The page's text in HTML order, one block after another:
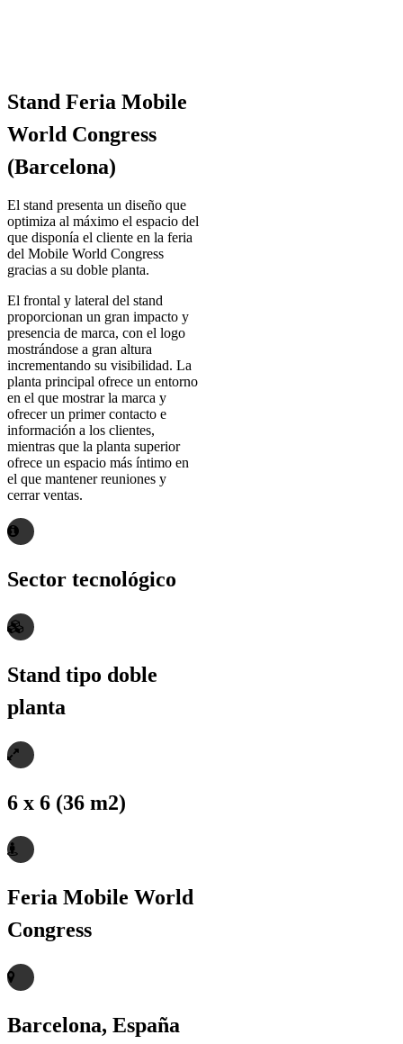
Stand Feria Mobile
World Congress
(Barcelona)
El stand presenta un diseño que
optimiza al máximo el espacio del
que disponía el cliente en la feria
del Mobile World Congress
gracias a su doble planta.
El frontal y lateral del stand
proporcionan un gran impacto y
presencia de marca, con el logo
mostrándose a gran altura
incrementando su visibilidad. La
planta principal ofrece un entorno
en el que mostrar la marca y
ofrecer un primer contacto e
información a los clientes,
mientras que la planta superior
ofrece un espacio más íntimo en
el que mantener reuniones y
cerrar ventas.
Sector tecnológico
Stand tipo doble
planta
6 x 6 (36 m2)
Feria Mobile World
Congress
Barcelona, España